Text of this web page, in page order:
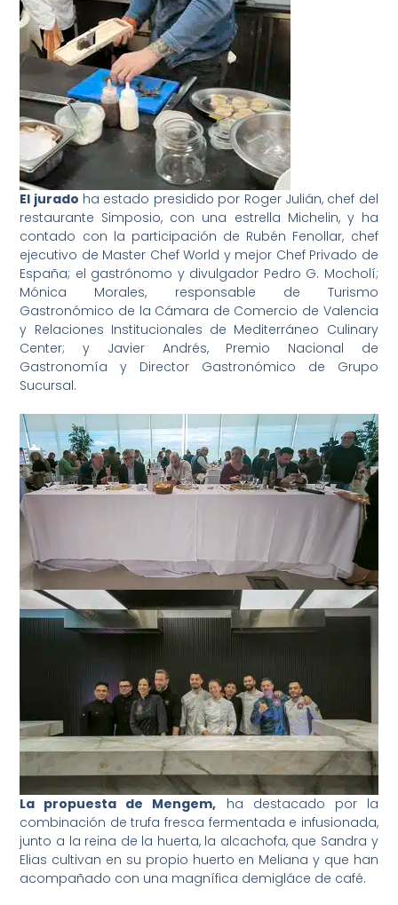
El jurado ha estado presidido por Roger Julián, chef del
restaurante Simposio, con una estrella Michelin, y ha
contado con la participación de Rubén Fenollar, chef
ejecutivo de Master Chef World y mejor Chef Privado de
España; el gastrónomo y divulgador Pedro G. Mocholí;
Mónica Morales, responsable de Turismo
Gastronómico de la Cámara de Comercio de Valencia
y Relaciones Institucionales de Mediterráneo Culinary
Center; y Javier Andrés, Premio Nacional de
Gastronomía y Director Gastronómico de Grupo
Sucursal.
La propuesta de Mengem, ha destacado por la
combinación de trufa fresca fermentada e infusionada,
junto a la reina de la huerta, la alcachofa, que Sandra y
Elias cultivan en su propio huerto en Meliana y que han
acompañado con una magnífica demigláce de café.